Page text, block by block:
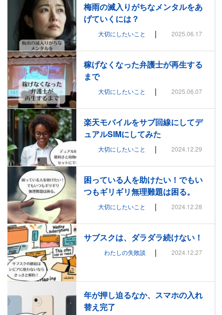
梅雨の滅入りがちなメンタルをあ
げていくには？
大切にしたいこと | 2025.06.17
稼げなくなった弁護士が再生する
まで
大切にしたいこと | 2025.06.07
楽天モバイルをサブ回線にしてデ
ュアルSIMにしてみた
大切にしたいこと | 2024.12.29
困っている人を助けたい！でもい
つもギリギリ無理難題は困る。
大切にしたいこと | 2024.12.28
サブスクは、ダラダラ続けない！
わたしの失敗談 | 2024.12.27
年が押し迫るなか、スマホの入れ
替え完了